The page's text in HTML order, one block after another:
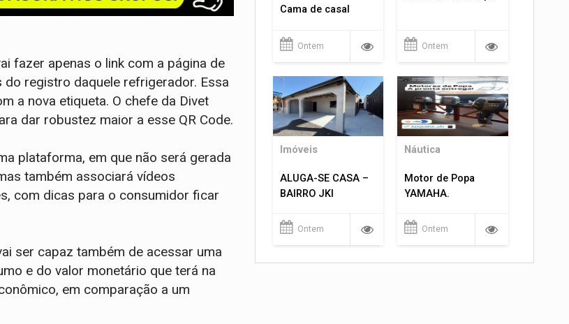
fazer apenas o link com a página de
registro daquele refrigerador. Essa
a nova etiqueta. O chefe da Divet
dar robustez maior a esse QR Code.
plataforma, em que não será gerada
também associará vídeos
com dicas para o consumidor ficar
ser capaz também de acessar uma
e do valor monetário que terá na
em comparação a um
Cama de casal
Ontem Ontem
Imóveis
ALUGA-SE CASA –
BAIRRO JKI
Ontem
Náutica
Motor de Popa
YAMAHA.
Ontem